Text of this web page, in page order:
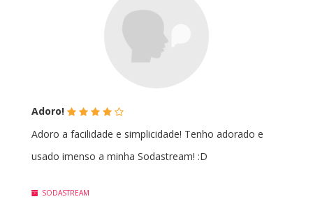
Adoro! (*)(*)(*)(*)(
Adoro a facilidade e simplicidade! Tenho adorado e
usado imenso a minha Sodastream! :D
SODASTREAM